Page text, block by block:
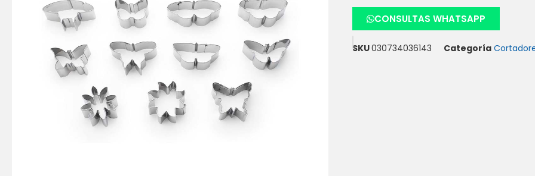
CONSULTAS WHATSAPP
SKU030734036143 Categoría